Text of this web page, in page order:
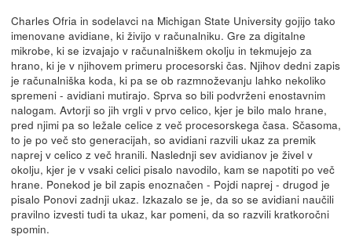
Charles Ofria in sodelavci na Michigan State University gojijo tako
imenovane avidiane, ki živijo v računalniku. Gre za digitalne
mikrobe, ki se izvajajo v računalniškem okolju in tekmujejo za
hrano, ki je v njihovem primeru procesorski čas. Njihov dedni zapis
je računalniška koda, ki pa se ob razmnoževanju lahko nekoliko
spremeni - avidiani mutirajo. Sprva so bili podvrženi enostavnim
nalogam. Avtorji so jih vrgli v prvo celico, kjer je bilo malo hrane,
pred njimi pa so ležale celice z več procesorskega časa. Sčasoma,
to je po več sto generacijah, so avidiani razvili ukaz za premik
naprej v celico z več hranili. Naslednji sev avidianov je živel v
okolju, kjer je v vsaki celici pisalo navodilo, kam se napotiti po več
hrane. Ponekod je bil zapis enoznačen - Pojdi naprej - drugod je
pisalo Ponovi zadnji ukaz. Izkazalo se je, da so se avidiani naučili
pravilno izvesti tudi ta ukaz, kar pomeni, da so razvili kratkoročni
spomin.